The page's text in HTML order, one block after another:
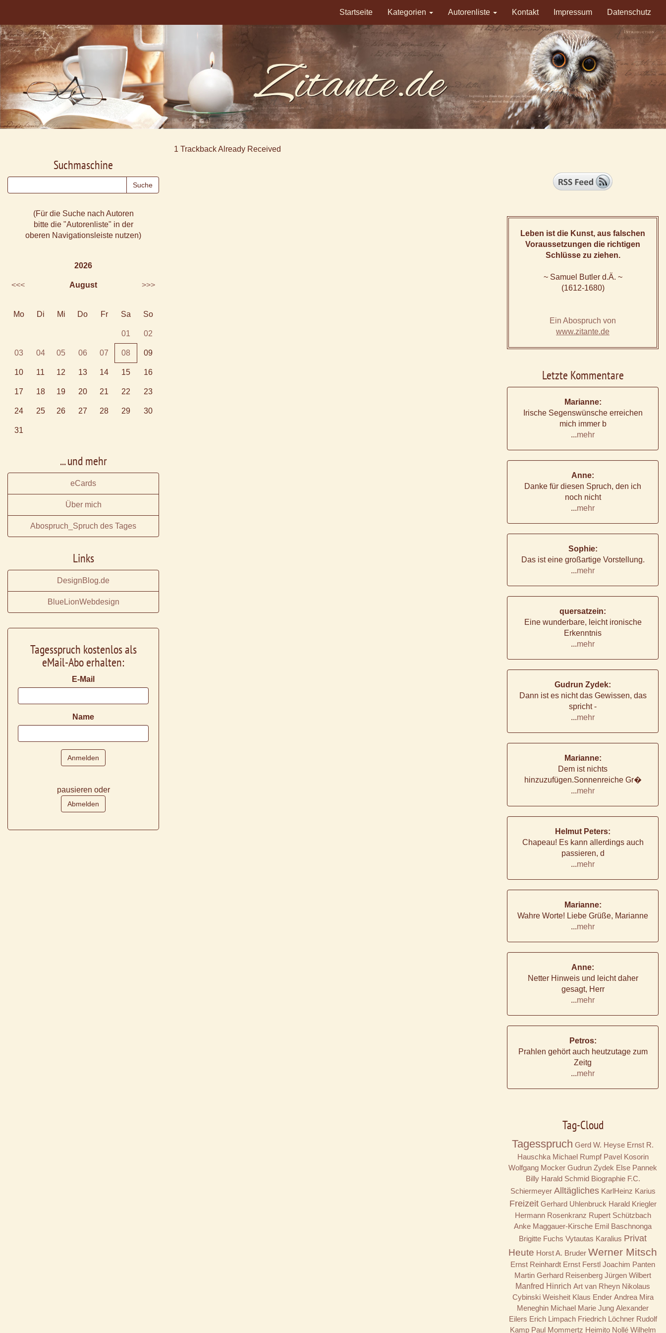
Startseite Kategorien Autorenliste Kontakt Impressum Datenschutz
1 Trackback Already Received
Suchmaschine
(Für die Suche nach Autoren
bitte die "Autorenliste" in der
oberen Navigationsleiste nutzen)
2026
<<< August >>>
Mo Di Mi Do Fr Sa So
01 02
03 04 05 06 07 08 09
10 11 12 13 14 15 16
17 18 19 20 21 22 23
24 25 26 27 28 29 30
31
... und mehr
eCards
Über mich
Abospruch_Spruch des Tages
Links
DesignBlog.de
BlueLionWebdesign
Tagesspruch kostenlos als
eMail-Abo erhalten:
E-Mail
Name
pausieren oder
Leben ist die Kunst, aus falschen
Voraussetzungen die richtigen
Schlüsse zu ziehen.
~ Samuel Butler d.Ä. ~
(1612-1680)
Ein Abospruch von
www.zitante.de
Letzte Kommentare
Marianne:
Irische Segenswünsche erreichen
mich immer b
...mehr
Anne:
Danke für diesen Spruch, den ich
noch nicht
...mehr
Sophie:
Das ist eine großartige Vorstellung.
...mehr
quersatzein:
Eine wunderbare, leicht ironische
Erkenntnis
...mehr
Gudrun Zydek:
Dann ist es nicht das Gewissen, das
spricht -
...mehr
Marianne:
Dem ist nichts
hinzuzufügen.Sonnenreiche Gr�
...mehr
Helmut Peters:
Chapeau! Es kann allerdings auch
passieren, d
...mehr
Marianne:
Wahre Worte! Liebe Grüße, Marianne
...mehr
Anne:
Netter Hinweis und leicht daher
gesagt, Herr
...mehr
Petros:
Prahlen gehört auch heutzutage zum
Zeitg
...mehr
Tag-Cloud
Tagesspruch Gerd W. Heyse Ernst R.
Hauschka Michael Rumpf Pavel Kosorin
Wolfgang Mocker Gudrun Zydek Else Pannek
Billy Harald Schmid Biographie F.C.
Schiermeyer Alltägliches KarlHeinz Karius
Freizeit Gerhard Uhlenbruck Harald Kriegler
Hermann Rosenkranz Rupert Schützbach
Anke Maggauer-Kirsche Emil Baschnonga
Brigitte Fuchs Vytautas Karalius Privat
Heute Horst A. Bruder Werner Mitsch
Ernst Reinhardt Ernst Ferstl Joachim Panten
Martin Gerhard Reisenberg Jürgen Wilbert
Manfred Hinrich Art van Rheyn Nikolaus
Cybinski Weisheit Klaus Ender Andrea Mira
Meneghin Michael Marie Jung Alexander
Eilers Erich Limpach Friedrich Löchner Rudolf
Kamp Paul Mommertz Heimito Nollé Wilhelm